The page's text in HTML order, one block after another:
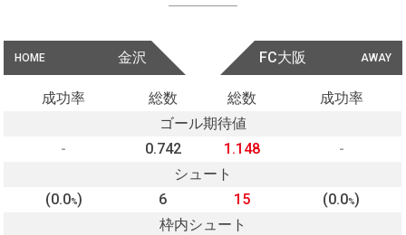
HOME 金沢 AWAY
FC大阪
成功率 総数 総数
成功率
ゴール期待値
-
0.742 1.148
-
シュート
(0.0%) 6 15 (0.0%)
枠内シュート